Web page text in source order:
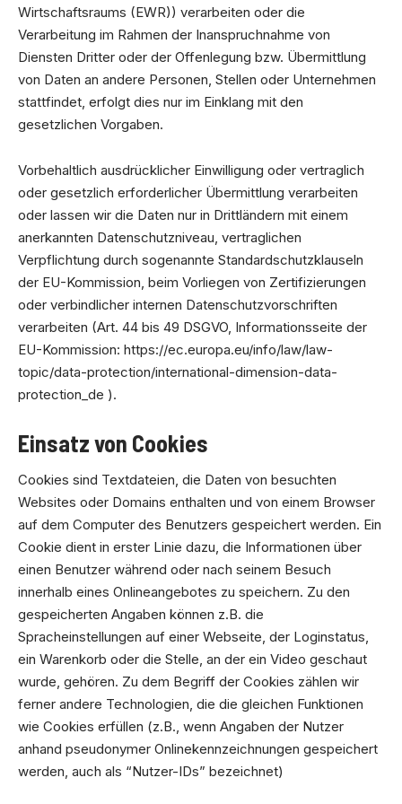
Wirtschaftsraums (EWR)) verarbeiten oder die
Verarbeitung im Rahmen der Inanspruchnahme von
Diensten Dritter oder der Offenlegung bzw. Übermittlung
von Daten an andere Personen, Stellen oder Unternehmen
stattfindet, erfolgt dies nur im Einklang mit den
gesetzlichen Vorgaben.
Vorbehaltlich ausdrücklicher Einwilligung oder vertraglich
oder gesetzlich erforderlicher Übermittlung verarbeiten
oder lassen wir die Daten nur in Drittländern mit einem
anerkannten Datenschutzniveau, vertraglichen
Verpflichtung durch sogenannte Standardschutzklauseln
der EU-Kommission, beim Vorliegen von Zertifizierungen
oder verbindlicher internen Datenschutzvorschriften
verarbeiten (Art. 44 bis 49 DSGVO, Informationsseite der
EU-Kommission: https://ec.europa.eu/info/law/law-
topic/data-protection/international-dimension-data-
protection_de ).
Einsatz von Cookies
Cookies sind Textdateien, die Daten von besuchten
Websites oder Domains enthalten und von einem Browser
auf dem Computer des Benutzers gespeichert werden. Ein
Cookie dient in erster Linie dazu, die Informationen über
einen Benutzer während oder nach seinem Besuch
innerhalb eines Onlineangebotes zu speichern. Zu den
gespeicherten Angaben können z.B. die
Spracheinstellungen auf einer Webseite, der Loginstatus,
ein Warenkorb oder die Stelle, an der ein Video geschaut
wurde, gehören. Zu dem Begriff der Cookies zählen wir
ferner andere Technologien, die die gleichen Funktionen
wie Cookies erfüllen (z.B., wenn Angaben der Nutzer
anhand pseudonymer Onlinekennzeichnungen gespeichert
werden, auch als “Nutzer-IDs” bezeichnet)